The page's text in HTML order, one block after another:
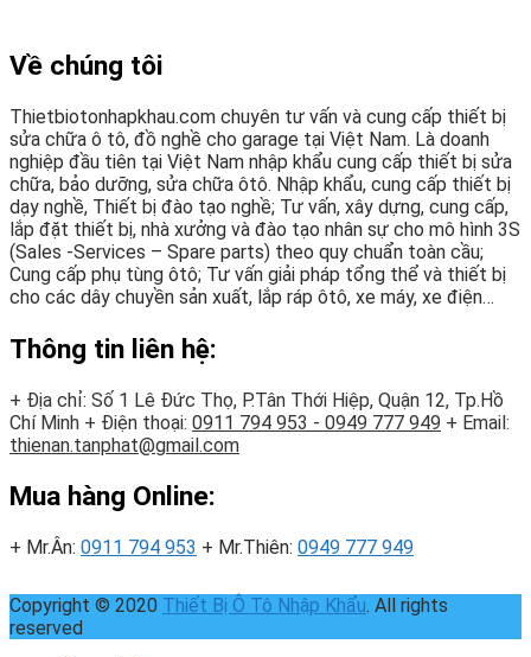
Về chúng tôi
Thietbiotonhapkhau.com chuyên tư vấn và cung cấp thiết bị
sửa chữa ô tô, đồ nghề cho garage tại Việt Nam. Là doanh
nghiệp đầu tiên tại Việt Nam nhập khẩu cung cấp thiết bị sửa
chữa, bảo dưỡng, sửa chữa ôtô. Nhập khẩu, cung cấp thiết bị
dạy nghề, Thiết bị đào tạo nghề; Tư vấn, xây dựng, cung cấp,
lắp đặt thiết bị, nhà xưởng và đào tạo nhân sự cho mô hình 3S
(Sales -Services – Spare parts) theo quy chuẩn toàn cầu;
Cung cấp phụ tùng ôtô; Tư vấn giải pháp tổng thể và thiết bị
cho các dây chuyền sản xuất, lắp ráp ôtô, xe máy, xe điện…
Thông tin liên hệ:
+ Địa chỉ: Số 1 Lê Đức Thọ, P.Tân Thới Hiệp, Quận 12, Tp.Hồ
Chí Minh + Điện thoại: 0911 794 953 - 0949 777 949 + Email:
thienan.tanphat@gmail.com
Mua hàng Online:
+ Mr.Ân: 0911 794 953 + Mr.Thiên: 0949 777 949
Copyright © 2020 Thiết Bị Ô Tô Nhập Khẩu. All rights
reserved